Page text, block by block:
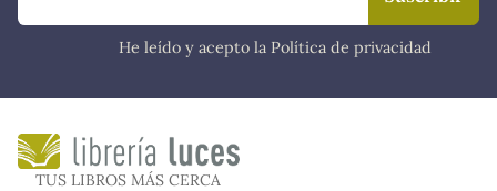
He leído y acepto la Política de privacidad
TUS LIBROS MÁS CERCA